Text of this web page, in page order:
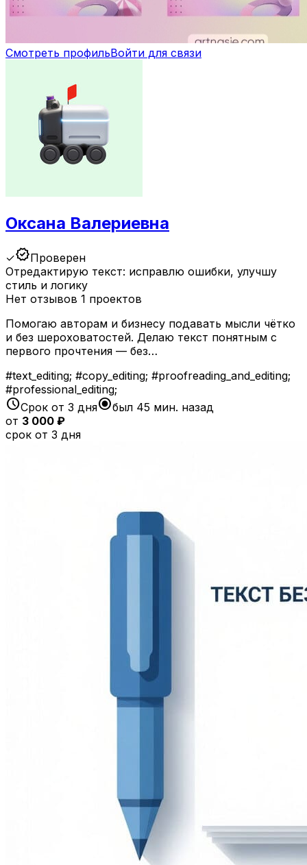
Смотреть профильВойти для связи
Оксана Валериевна
✓verifiedПроверен
Отредактирую текст: исправлю ошибки, улучшу
стиль и логику
Нет отзывов 1 проектов
Помогаю авторам и бизнесу подавать мысли чётко
и без шероховатостей. Делаю текст понятным с
первого прочтения — без…
#text_editing; #copy_editing; #proofreading_and_editing;
#professional_editing;
scheduleСрок от 3 дняradio_button_checkedбыл 45 мин. назад
от 3 000 ₽
срок от 3 дня